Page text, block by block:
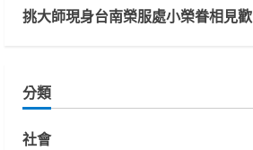
挑大師現身台南榮服處小榮眷相見歡
分類
社會